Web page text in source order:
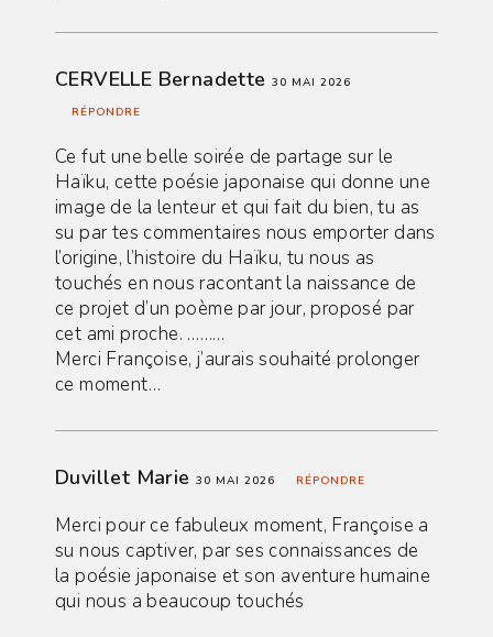
CERVELLE Bernadette 30 MAI 2026
RÉPONDRE
Ce fut une belle soirée de partage sur le
Haïku, cette poésie japonaise qui donne une
image de la lenteur et qui fait du bien, tu as
su par tes commentaires nous emporter dans
l’origine, l’histoire du Haïku, tu nous as
touchés en nous racontant la naissance de
ce projet d’un poème par jour, proposé par
cet ami proche. ………
Merci Françoise, j’aurais souhaité prolonger
ce moment…
Duvillet Marie 30 MAI 2026 RÉPONDRE
Merci pour ce fabuleux moment, Françoise a
su nous captiver, par ses connaissances de
la poésie japonaise et son aventure humaine
qui nous a beaucoup touchés